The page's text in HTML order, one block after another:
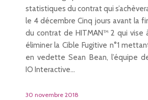
statistiques du contrat qui
le 4 décembre Cinq jours avant la
du contrat de HITMAN™ 2 qui vise
éliminer la Cible Fugitive n°1
en vedette Sean Bean, l’équipe
IO Interactive…
30 novembre 2018